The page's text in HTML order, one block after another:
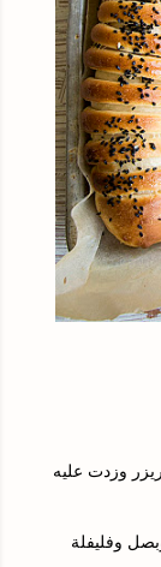
وزدت عليه
وفليفلة